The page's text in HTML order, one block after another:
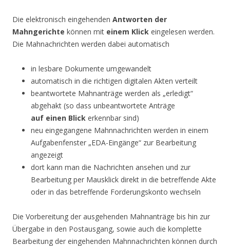
Die elektronisch eingehenden Antworten der
Mahngerichte können mit einem Klick eingelesen werden.
Die Mahnachrichten werden dabei automatisch
in lesbare Dokumente umgewandelt
automatisch in die richtigen digitalen Akten verteilt
beantwortete Mahnanträge werden als „erledigt“
abgehakt (so dass unbeantwortete Anträge
auf einen Blick erkennbar sind)
neu eingegangene Mahnnachrichten werden in einem
Aufgabenfenster „EDA-Eingänge“ zur Bearbeitung
angezeigt
dort kann man die Nachrichten ansehen und zur
Bearbeitung per Mausklick direkt in die betreffende Akte
oder in das betreffende Forderungskonto wechseln
Die Vorbereitung der ausgehenden Mahnanträge bis hin zur
Übergabe in den Postausgang, sowie auch die komplette
Bearbeitung der eingehenden Mahnnachrichten können durch